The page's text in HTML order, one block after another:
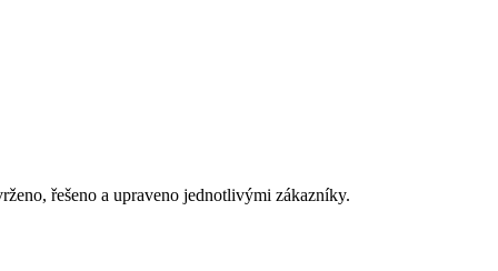
řešeno a upraveno jednotlivými zákazníky.